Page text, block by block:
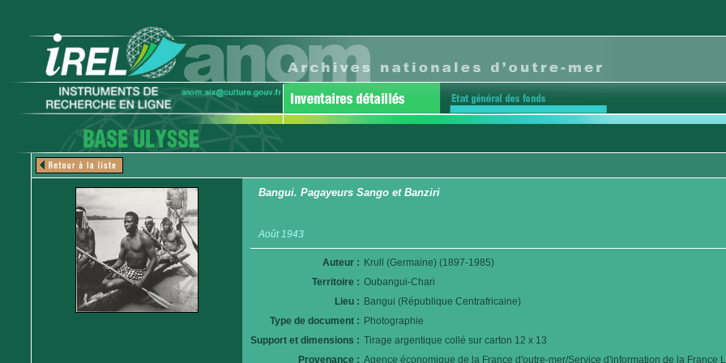
Bangui. Pagayeurs Sango et Banziri
Août 1943
Auteur : Krull (Germaine) (1897-1985)
Territoire : Oubangui-Chari
Lieu : Bangui (République Centrafricaine)
Type de document : Photographie
Support et dimensions : Tirage argentique collé sur carton 12 x 13
Provenance : Agence économique de la France d'outre-mer/Service d'information de la France